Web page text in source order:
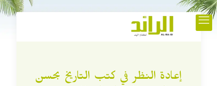
إعادة النظر في كتب التاريخ بحسن